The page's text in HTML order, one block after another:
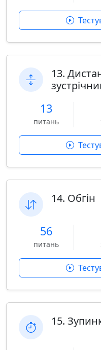
13.
13
питань
14. Обгін
56
питань
15.